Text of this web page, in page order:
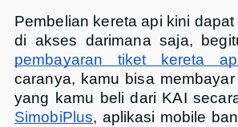
Pembelian kereta api kini
di akses darimana saja,
pembayaran tiket kereta
caranya, kamu bisa
yang kamu beli dari KAI
SimobiPlus, aplikasi mobile